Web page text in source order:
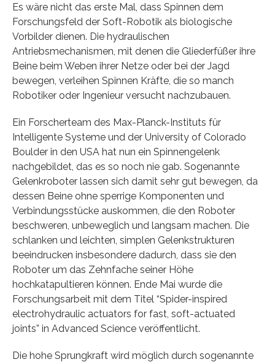
Es wäre nicht das erste Mal, dass Spinnen dem
Forschungsfeld der Soft-Robotik als biologische
Vorbilder dienen. Die hydraulischen
Antriebsmechanismen, mit denen die Gliederfüßer ihre
Beine beim Weben ihrer Netze oder bei der Jagd
bewegen, verleihen Spinnen Kräfte, die so manch
Robotiker oder Ingenieur versucht nachzubauen.
Ein Forscherteam des Max-Planck-Instituts für
Intelligente Systeme und der University of Colorado
Boulder in den USA hat nun ein Spinnengelenk
nachgebildet, das es so noch nie gab. Sogenannte
Gelenkroboter lassen sich damit sehr gut bewegen, da
dessen Beine ohne sperrige Komponenten und
Verbindungsstücke auskommen, die den Roboter
beschweren, unbeweglich und langsam machen. Die
schlanken und leichten, simplen Gelenkstrukturen
beeindrucken insbesondere dadurch, dass sie den
Roboter um das Zehnfache seiner Höhe
hochkatapultieren können. Ende Mai wurde die
Forschungsarbeit mit dem Titel “Spider-inspired
electrohydraulic actuators for fast, soft-actuated
joints” in Advanced Science veröffentlicht.
Die hohe Sprungkraft wird möglich durch sogenannte